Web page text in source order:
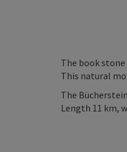
The book stone
This natural
The
Length 11 km,